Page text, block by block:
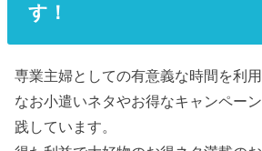
す！
専業主婦としての有意義な時間を利
なお小遣いネタやお得なキャンペー
践しています。